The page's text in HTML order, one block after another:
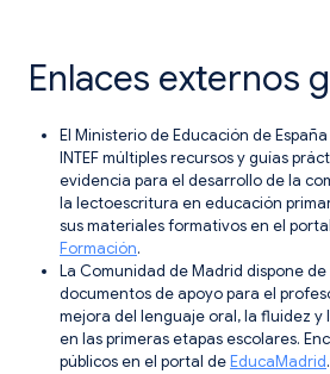
Enlaces externos
El Ministerio de Educación de
INTEF múltiples recursos y guías
evidencia para el desarrollo de la
la lectoescritura en educación
sus materiales formativos en el
Formación.
La Comunidad de Madrid dispone
documentos de apoyo para el
mejora del lenguaje oral, la fluidez y
en las primeras etapas escolares.
públicos en el portal deEducaMadrid.